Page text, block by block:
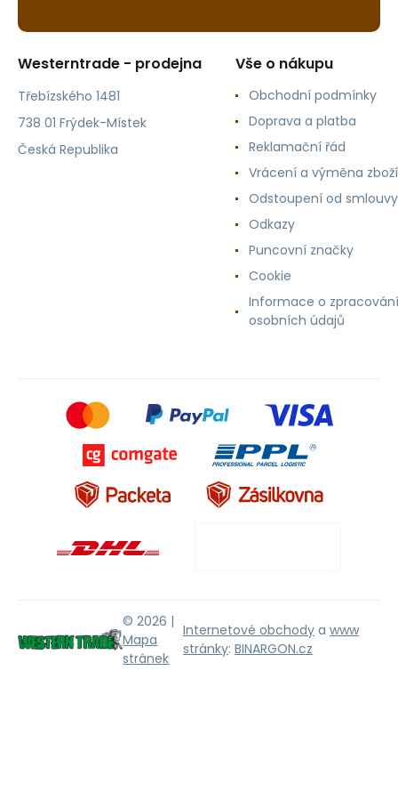
Westerntrade - prodejna
Třebízského 1481
738 01 Frýdek-Místek
Česká Republika
Vše o nákupu
Obchodní podmínky
Doprava a platba
Reklamační řád
Vrácení a výměna zboží
Odstoupení od smlouvy
Odkazy
Puncovní značky
Cookie
Informace o zpracování
osobních údajů
© 2026 |
Mapa
stránek
Internetové obchody a www
stránky: BINARGON.cz